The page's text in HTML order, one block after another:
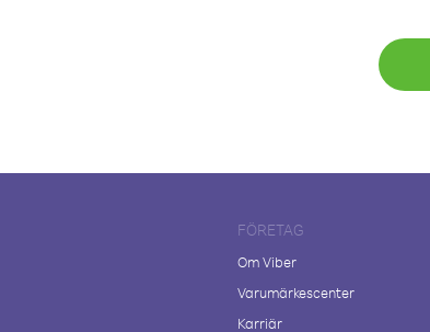
FÖRETAG
Om Viber
Varumärkescenter
Karriär